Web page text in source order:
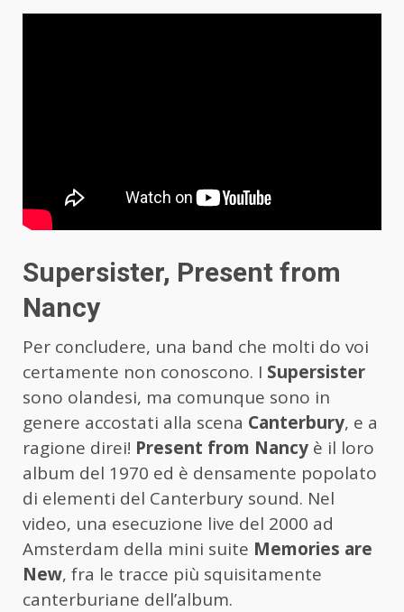
Supersister, Present from
Nancy
Per concludere, una band che molti do voi
certamente non conoscono. I Supersister
sono olandesi, ma comunque sono in
genere accostati alla scena Canterbury, e a
ragione direi! Present from Nancy è il loro
album del 1970 ed è densamente popolato
di elementi del Canterbury sound. Nel
video, una esecuzione live del 2000 ad
Amsterdam della mini suite Memories are
New, fra le tracce più squisitamente
canterburiane dell’album.